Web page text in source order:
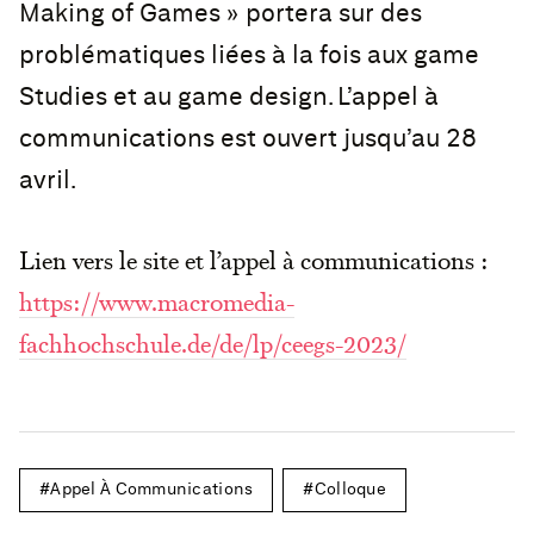
Making of Games » portera sur des
problématiques liées à la fois aux game
Studies et au game design. L’appel à
communications est ouvert jusqu’au 28
avril.
Lien vers le site et l’appel à communications :
https://www.macromedia-
fachhochschule.de/de/lp/ceegs-2023/
Appel À Communications Colloque